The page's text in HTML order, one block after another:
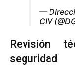
—
CIV
Revisión
seguridad